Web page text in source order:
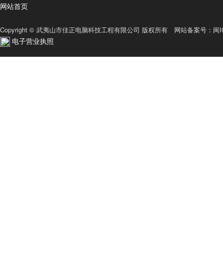
网站首页
Copyright © 武夷山市佳正电脑科技工程有限公司 版权所有 网站备案号： 闽
电子营业执照